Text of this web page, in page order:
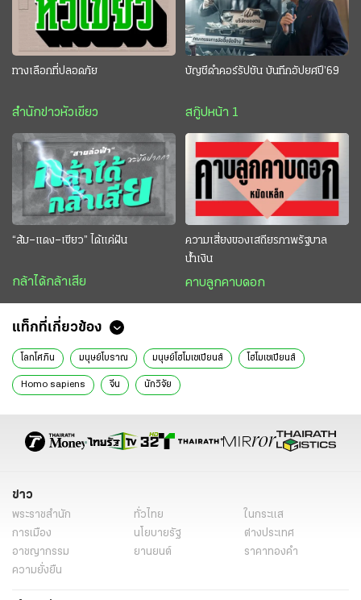
ทางเลือกที่ปลอดภัย
สำนักข่าวหัวเขียว
บัญชีดำคอร์รัปชัน บันทึกอัปยศปี’69
สกู๊ปหน้า 1
“ส้ม–แดง–เขียว” ได้แค่ฝัน
กล้าได้กล้าเสีย
ความเสี่ยงของเสถียรภาพรัฐบาล
น้ำเงิน
คาบลูกคาบดอก
แท็กที่เกี่ยวข้อง
โลกโศภิน มนุษย์โบราณ มนุษย์โฮโมเซเปียนส์ โฮโมเซเปียนส์
Homo sapiens จีน นักวิจัย
ข่าว
พระราชสำนัก ทั่วไทย
ในกระแส
การเมือง
นโยบายรัฐ
ต่างประเทศ
อาชญากรรม
ยานยนต์
ราคาทองคำ
ความยั่งยืน